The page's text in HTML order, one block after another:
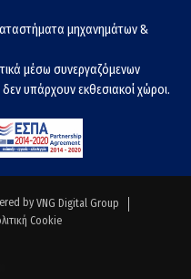
μηχανημάτων &
μέσω συνεργαζόμενων
υπάρχουν εκθεσιακοί χώροι.
by VNG Digital Group
Cookie